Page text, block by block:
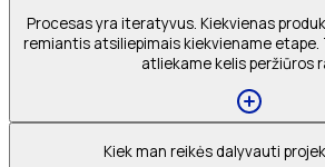
Procesas yra iteratyvus. Kiekvienas
remiantis atsiliepimais kiekviename etape.
atliekame kelis peržiūros
Kiek man reikės dalyvauti